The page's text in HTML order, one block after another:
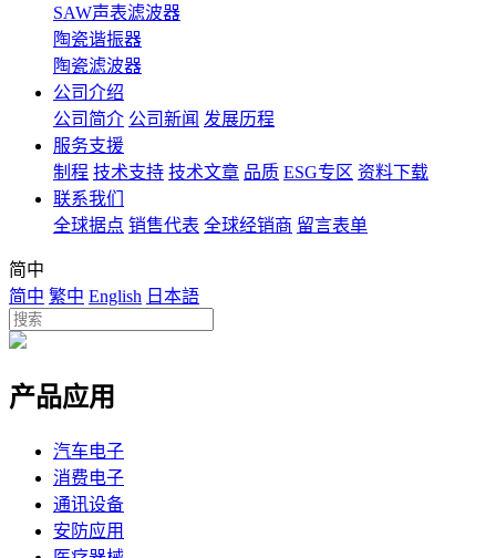
SAW声表滤波器
陶瓷谐振器
陶瓷滤波器
公司介绍
公司简介 公司新闻 发展历程
服务支援
制程 技术支持 技术文章 品质 ESG专区 资料下载
联系我们
全球据点 销售代表 全球经销商 留言表单
简中
简中 繁中 English 日本語
产品应用
汽车电子
消费电子
通讯设备
安防应用